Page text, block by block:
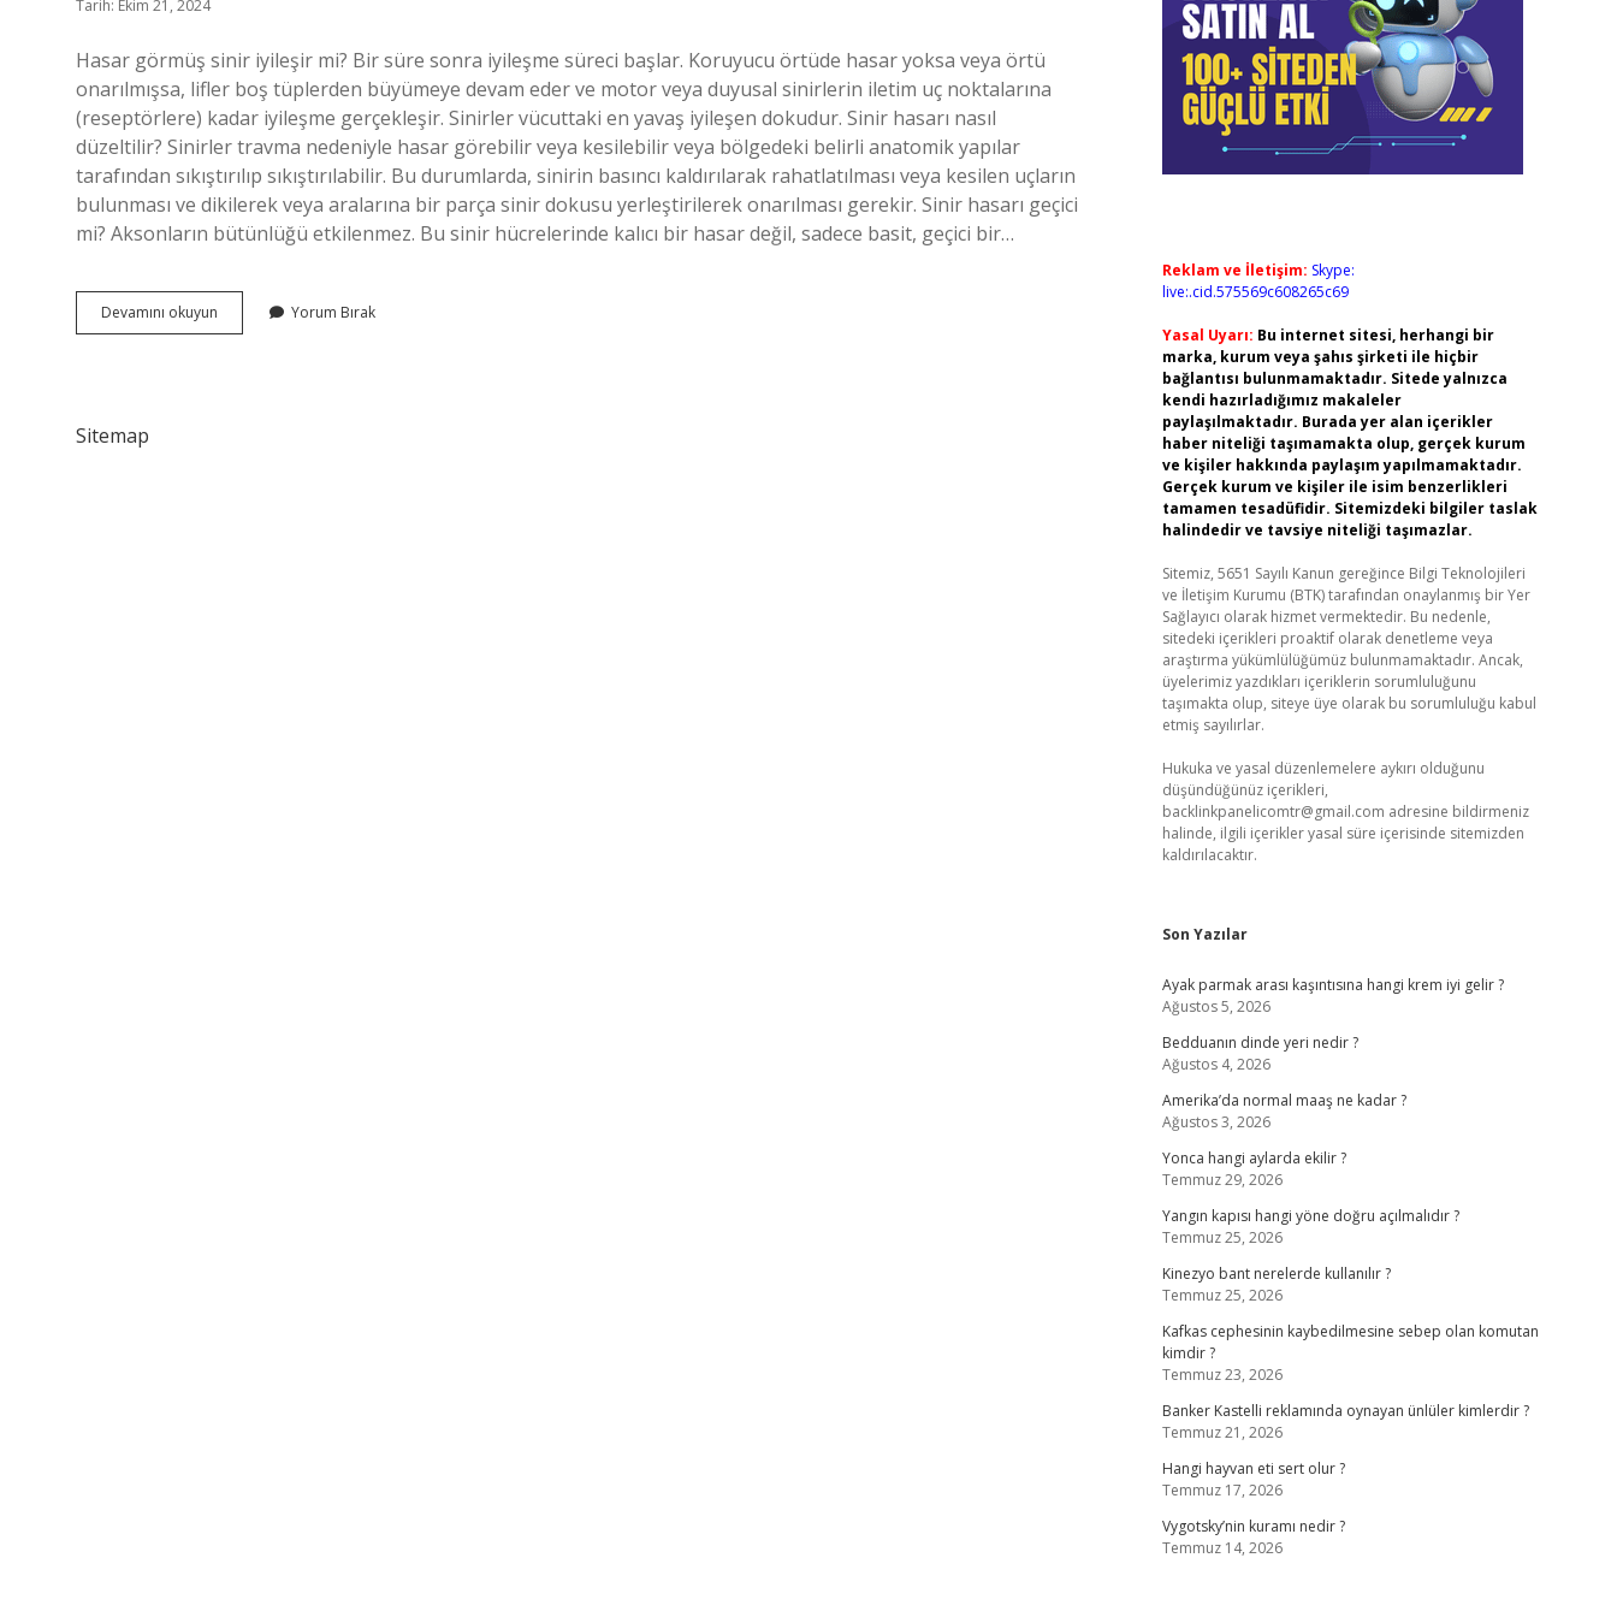
Tarih: Ekim 21, 2024
Hasar görmüş sinir iyileşir mi? Bir süre sonra iyileşme süreci başlar. Koruyucu örtüde hasar yoksa veya örtü
onarılmışsa, lifler boş tüplerden büyümeye devam eder ve motor veya duyusal sinirlerin iletim uç noktalarına
(reseptörlere) kadar iyileşme gerçekleşir. Sinirler vücuttaki en yavaş iyileşen dokudur. Sinir hasarı nasıl
düzeltilir? Sinirler travma nedeniyle hasar görebilir veya kesilebilir veya bölgedeki belirli anatomik yapılar
tarafından sıkıştırılıp sıkıştırılabilir. Bu durumlarda, sinirin basıncı kaldırılarak rahatlatılması veya kesilen uçların
bulunması ve dikilerek veya aralarına bir parça sinir dokusu yerleştirilerek onarılması gerekir. Sinir hasarı geçici
mi? Aksonların bütünlüğü etkilenmez. Bu sinir hücrelerinde kalıcı bir hasar değil, sadece basit, geçici bir…
Devamını okuyun
Hasarı
Yorum Bırak
Sitemap
Reklam ve İletişim: Skype:
live:.cid.575569c608265c69
Yasal Uyarı: Bu internet sitesi, herhangi bir
marka, kurum veya şahıs şirketi ile hiçbir
bağlantısı bulunmamaktadır. Sitede yalnızca
kendi hazırladığımız makaleler
paylaşılmaktadır. Burada yer alan içerikler
haber niteliği taşımamakta olup, gerçek kurum
ve kişiler hakkında paylaşım yapılmamaktadır.
Gerçek kurum ve kişiler ile isim benzerlikleri
tamamen tesadüfidir. Sitemizdeki bilgiler taslak
halindedir ve tavsiye niteliği taşımazlar.
Sitemiz, 5651 Sayılı Kanun gereğince Bilgi Teknolojileri
ve İletişim Kurumu (BTK) tarafından onaylanmış bir Yer
Sağlayıcı olarak hizmet vermektedir. Bu nedenle,
sitedeki içerikleri proaktif olarak denetleme veya
araştırma yükümlülüğümüz bulunmamaktadır. Ancak,
üyelerimiz yazdıkları içeriklerin sorumluluğunu
taşımakta olup, siteye üye olarak bu sorumluluğu kabul
etmiş sayılırlar.
Hukuka ve yasal düzenlemelere aykırı olduğunu
düşündüğünüz içerikleri,
backlinkpanelicomtr@gmail.com adresine bildirmeniz
halinde, ilgili içerikler yasal süre içerisinde sitemizden
kaldırılacaktır.
Son Yazılar
Ayak parmak arası kaşıntısına hangi krem iyi gelir ?
Ağustos 5, 2026
Bedduanın dinde yeri nedir ?
Ağustos 4, 2026
Amerika’da normal maaş ne kadar ?
Ağustos 3, 2026
Yonca hangi aylarda ekilir ?
Temmuz 29, 2026
Yangın kapısı hangi yöne doğru açılmalıdır ?
Temmuz 25, 2026
Kinezyo bant nerelerde kullanılır ?
Temmuz 25, 2026
Kafkas cephesinin kaybedilmesine sebep olan komutan
kimdir ?
Temmuz 23, 2026
Banker Kastelli reklamında oynayan ünlüler kimlerdir ?
Temmuz 21, 2026
Hangi hayvan eti sert olur ?
Temmuz 17, 2026
Vygotsky’nin kuramı nedir ?
Temmuz 14, 2026